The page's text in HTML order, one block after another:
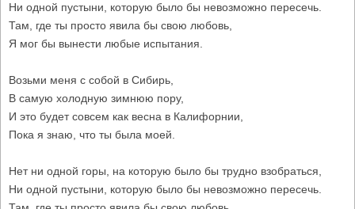
Ни одной пустыни, которую было бы невозможно пересечь.
Там, где ты просто явила бы свою любовь,
Я мог бы вынести любые испытания.
Возьми меня с собой в Сибирь,
В самую холодную зимнюю пору,
И это будет совсем как весна в Калифорнии,
Пока я знаю, что ты была моей.
Нет ни одной горы, на которую было бы трудно взобраться,
Ни одной пустыни, которую было бы невозможно пересечь.